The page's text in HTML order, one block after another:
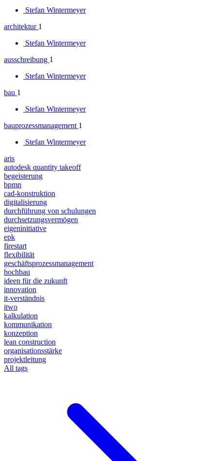
Stefan Wintermeyer
architektur 1
Stefan Wintermeyer
ausschreibung 1
Stefan Wintermeyer
bau 1
Stefan Wintermeyer
bauprozessmanagement 1
Stefan Wintermeyer
aris
autodesk quantity takeoff
begeisterung
bpmn
cad-konstruktion
digitalisierung
durchführung von schulungen
durchsetzungsvermögen
eigeninitiative
epk
firestart
flexibilität
geschäftsprozessmanagement
hochbau
ideen für die zukunft
innovation
it-verständnis
itwo
kalkulation
kommunikation
konzeption
lean construction
organisationsstärke
projektleitung
All tags